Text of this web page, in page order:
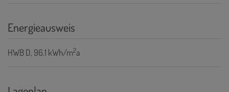
Energieausweis
HWBD, 96.1 kWh/m2a